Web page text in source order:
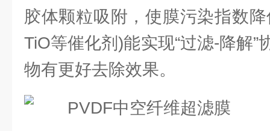
胶体颗粒吸附，使膜污染指数
TiO等催化剂)能实现“过滤-降解”
物有更好去除效果。